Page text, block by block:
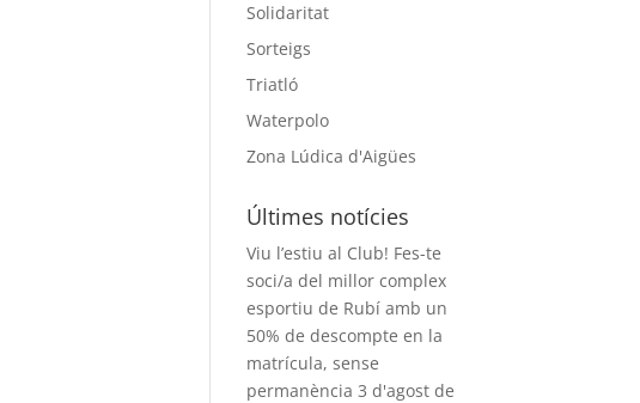
Solidaritat
Sorteigs
Triatló
Waterpolo
Zona Lúdica d'Aigües
Últimes notícies
Viu l’estiu al Club! Fes-te
soci/a del millor complex
esportiu de Rubí amb un
50% de descompte en la
matrícula, sense
permanència 3 d'agost de